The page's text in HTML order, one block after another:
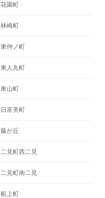
花園町
林崎町
東仲ノ町
東人丸町
東山町
日富美町
藤が丘
二見町西二見
二見町南二見
船上町